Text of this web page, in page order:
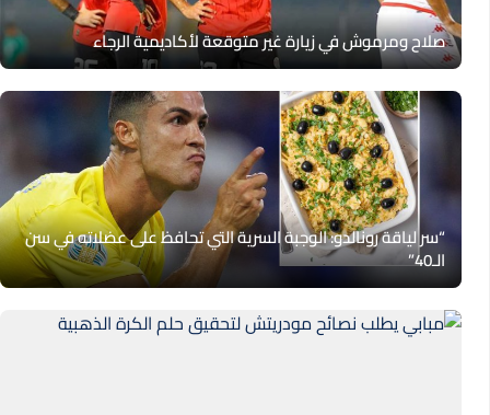
صلاح ومرموش في زيارة غير متوقعة لأكاديمية الرجاء
“سر لياقة رونالدو: الوجبة السرية التي تحافظ على عضلاته في سن
الـ40”